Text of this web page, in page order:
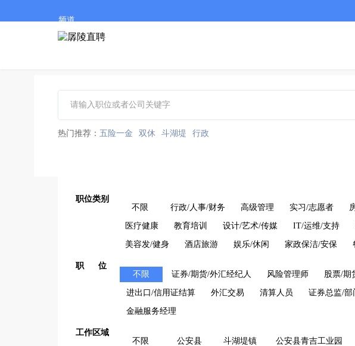
频道
热门推荐： 五险一金 双休 斗湖堤 行政
职位类别
不限
行政/人事/财务 高级管理 实习/志愿者
医疗健康 教育培训 设计/艺术/传媒 IT/运维/支持
美容发/健身 酒店旅游 娱乐/休闲 家政保洁/安保
职 位
不限
证券/期货/外汇经纪人 风险管理师 股票/期
进出口/信用证结算 外汇交易 清算人员 证券总监/部
金融服务经理
工作区域
不限
公安县 斗湖堤镇 公安县青吉工业园